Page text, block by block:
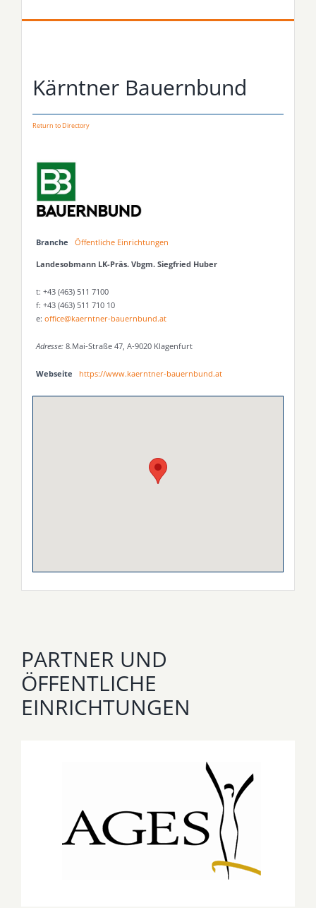
Kärntner Bauernbund
Return to Directory
Branche Öffentliche Einrichtungen
Landesobmann LK-Präs. Vbgm. Siegfried Huber
t: +43 (463) 511 7100
f: +43 (463) 511 710 10
e: office@kaerntner-bauernbund.at
Adresse: 8.Mai-Straße 47, A-9020 Klagenfurt
Webseite https://www.kaerntner-bauernbund.at
PARTNER UND
ÖFFENTLICHE
EINRICHTUNGEN